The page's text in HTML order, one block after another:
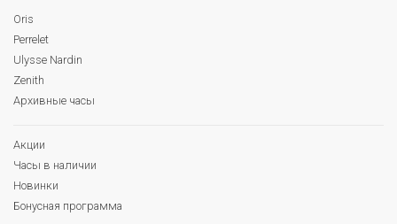
Oris
Perrelet
Ulysse Nardin
Zenith
Архивные часы
Акции
Часы в наличии
Новинки
Бонусная программа